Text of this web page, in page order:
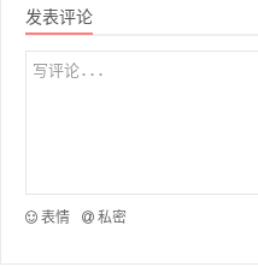
发表评论
表情 私密